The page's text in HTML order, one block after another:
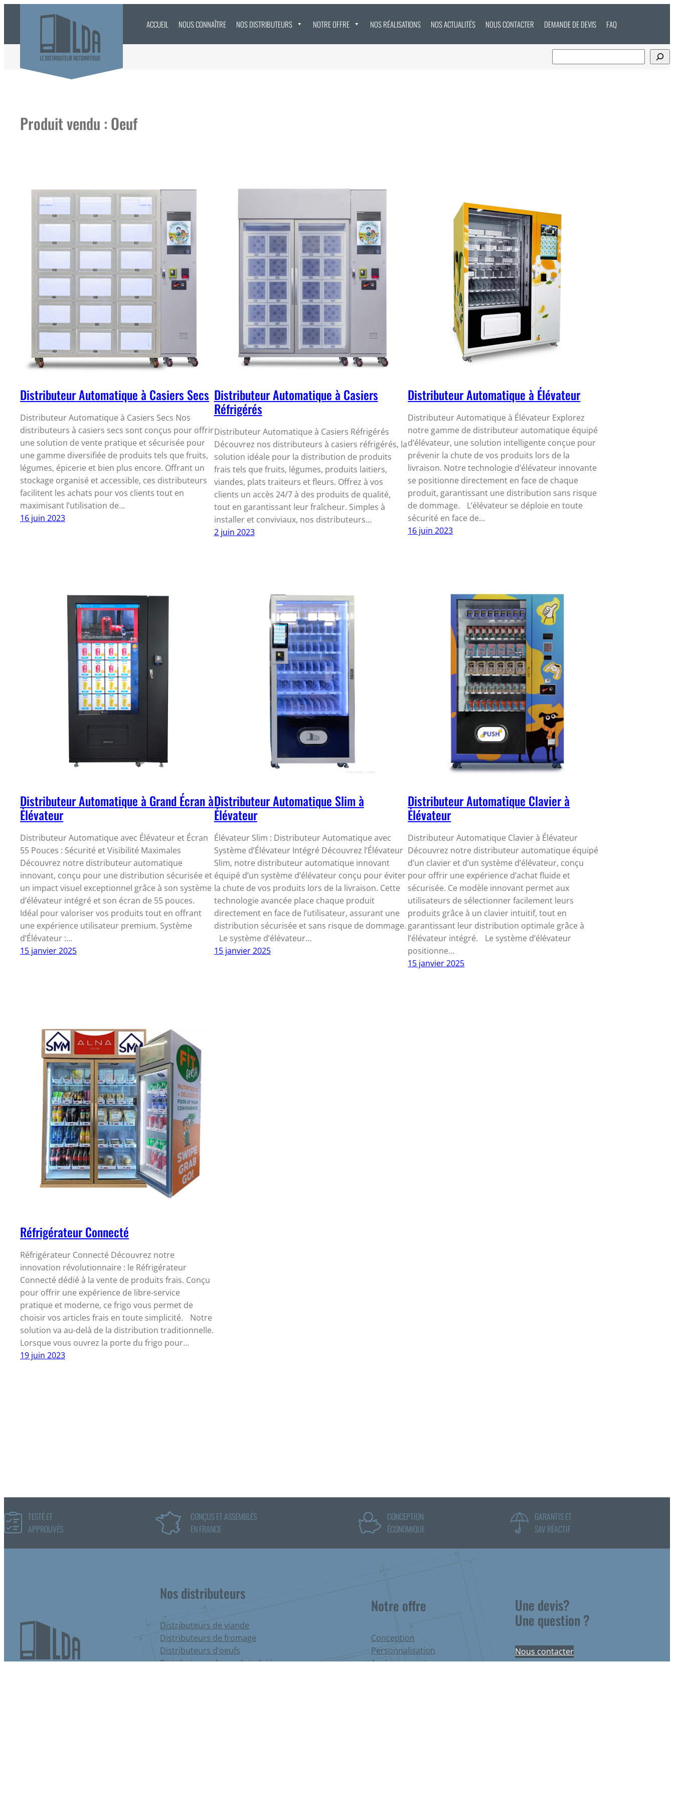
ACCUEIL NOUS CONNAÎTRE NOS DISTRIBUTEURS NOTRE OFFRE NOS RÉALISATIONS NOS ACTUALITÉS NOUS CONTACTER DEMANDE DE DEVIS FAQ
Produit vendu : Oeuf
Distributeur Automatique à Casiers Secs
Distributeur Automatique à Casiers Secs Nos
distributeurs à casiers secs sont conçus pour offrir
une solution de vente pratique et sécurisée pour
une gamme diversifiée de produits tels que fruits,
légumes, épicerie et bien plus encore. Offrant un
stockage organisé et accessible, ces distributeurs
facilitent les achats pour vos clients tout en
maximisant l’utilisation de…
16 juin 2023
Distributeur Automatique à Casiers
Réfrigérés
Distributeur Automatique à Casiers Réfrigérés
Découvrez nos distributeurs à casiers réfrigérés, la
solution idéale pour la distribution de produits
frais tels que fruits, légumes, produits laitiers,
viandes, plats traiteurs et fleurs. Offrez à vos
clients un accès 24/7 à des produits de qualité,
tout en garantissant leur fraîcheur. Simples à
installer et conviviaux, nos distributeurs…
2 juin 2023
Distributeur Automatique à Élévateur
Distributeur Automatique à Élévateur Explorez
notre gamme de distributeur automatique équipé
d’élévateur, une solution intelligente conçue pour
prévenir la chute de vos produits lors de la
livraison. Notre technologie d’élévateur innovante
se positionne directement en face de chaque
produit, garantissant une distribution sans risque
de dommage. L’élévateur se déploie en toute
sécurité en face de…
16 juin 2023
Distributeur Automatique à Grand Écran à
Élévateur
Distributeur Automatique avec Élévateur et Écran
55 Pouces : Sécurité et Visibilité Maximales
Découvrez notre distributeur automatique
innovant, conçu pour une distribution sécurisée et
un impact visuel exceptionnel grâce à son système
d’élévateur intégré et son écran de 55 pouces.
Idéal pour valoriser vos produits tout en offrant
une expérience utilisateur premium. Système
d’Élévateur :…
15 janvier 2025
Distributeur Automatique Slim à
Élévateur
Élévateur Slim : Distributeur Automatique avec
Système d’Élévateur Intégré Découvrez l’Élévateur
Slim, notre distributeur automatique innovant
équipé d’un système d’élévateur conçu pour éviter
la chute de vos produits lors de la livraison. Cette
technologie avancée place chaque produit
directement en face de l’utilisateur, assurant une
distribution sécurisée et sans risque de dommage.
Le système d’élévateur…
15 janvier 2025
Distributeur Automatique Clavier à
Élévateur
Distributeur Automatique Clavier à Élévateur
Découvrez notre distributeur automatique équipé
d’un clavier et d’un système d’élévateur, conçu
pour offrir une expérience d’achat fluide et
sécurisée. Ce modèle innovant permet aux
utilisateurs de sélectionner facilement leurs
produits grâce à un clavier intuitif, tout en
garantissant leur distribution optimale grâce à
l’élévateur intégré. Le système d’élévateur
positionne…
15 janvier 2025
Réfrigérateur Connecté
Réfrigérateur Connecté Découvrez notre
innovation révolutionnaire : le Réfrigérateur
Connecté dédié à la vente de produits frais. Conçu
pour offrir une expérience de libre-service
pratique et moderne, ce frigo vous permet de
choisir vos articles frais en toute simplicité. Notre
solution va au-delà de la distribution traditionnelle.
Lorsque vous ouvrez la porte du frigo pour…
19 juin 2023
TESTÉ ET
APPROUVÉS
CONÇUS ET ASSEMBLÉS
EN FRANCE
CONCEPTION
ÉCONOMIQUE
GARANTIS ET
SAV RÉACTIF
Nos distributeurs
Distributeurs de viande
Distributeurs de fromage
Distributeurs d’oeufs
Distributeurs de produits laitiers
Notre offre
Conception
Personnalisation
Aménagement
Une devis?
Une question ?
Nous contacter